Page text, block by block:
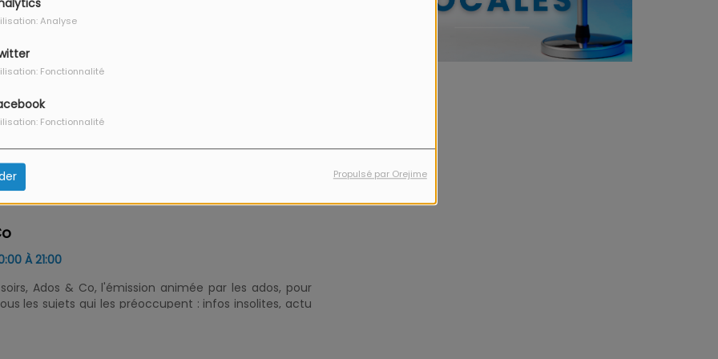
Analyse
Fonctionnalité
Fonctionnalité
Propulsé par Orejime
journée toute en douceur ... avec vos rendez-vous
cadeaux, découvertes, services, sorties, journal
locales... Tous les vendredis à 19h, retrouvez l'invité
À 21:00
Ados & Co, l'émission animée par les ados, pour
les sujets qui les préoccupent : infos insolites, actu